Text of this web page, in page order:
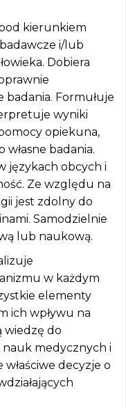
kierunkiem
i/lub
Dobiera
Formułuje
wyniki
opiekuna,
badania.
językach obcych i
Ze względu na
jest zdolny do
Samodzielnie
lub naukową.
w każdym
elementy
ich wpływu na
wiedzę do
nauk medycznych i
decyzje o